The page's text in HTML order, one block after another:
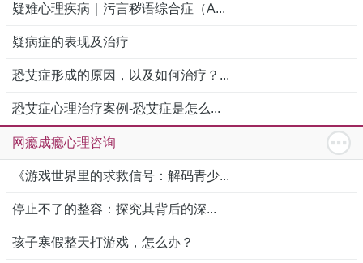
疑难心理疾病｜污言秽语综合症（A...
疑病症的表现及治疗
恐艾症形成的原因，以及如何治疗？...
恐艾症心理治疗案例-恐艾症是怎么...
网瘾成瘾心理咨询
《游戏世界里的求救信号：解码青少...
停止不了的整容：探究其背后的深...
孩子寒假整天打游戏，怎么办？